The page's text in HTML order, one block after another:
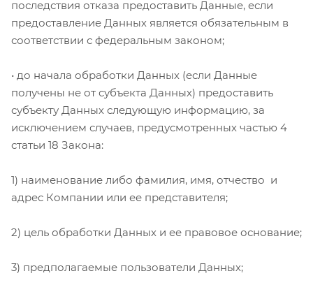
последствия отказа предоставить Данные, если
предоставление Данных является обязательным в
соответствии с федеральным законом;
• до начала обработки Данных (если Данные
получены не от субъекта Данных) предоставить
субъекту Данных следующую информацию, за
исключением случаев, предусмотренных частью 4
статьи 18 Закона:
1) наименование либо фамилия, имя, отчество и
адрес Компании или ее представителя;
2) цель обработки Данных и ее правовое основание;
3) предполагаемые пользователи Данных;